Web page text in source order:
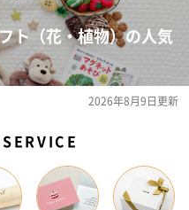
ト（花・植物）の人気
2026年8月9日更新